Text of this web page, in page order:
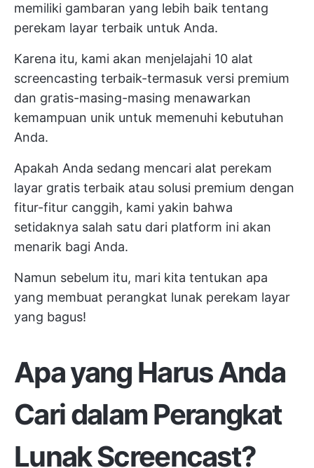
memiliki gambaran yang lebih baik tentang
perekam layar terbaik untuk Anda.
Karena itu, kami akan menjelajahi 10 alat
screencasting terbaik-termasuk versi premium
dan gratis-masing-masing menawarkan
kemampuan unik untuk memenuhi kebutuhan
Anda.
Apakah Anda sedang mencari alat perekam
layar gratis terbaik atau solusi premium dengan
fitur-fitur canggih, kami yakin bahwa
setidaknya salah satu dari platform ini akan
menarik bagi Anda.
Namun sebelum itu, mari kita tentukan apa
yang membuat perangkat lunak perekam layar
yang bagus!
Apa yang Harus Anda
Cari dalam Perangkat
Lunak Screencast?